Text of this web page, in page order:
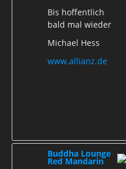
Bis hoffentlich
bald mal wieder
Michael Hess
www.allianz.de
Buddha Lounge
Red Mandarin